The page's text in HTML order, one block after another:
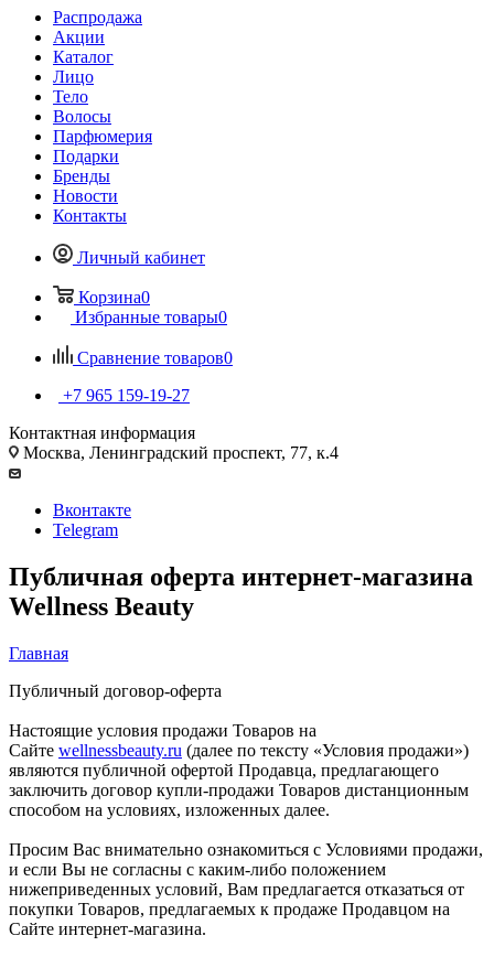
Распродажа
Акции
Каталог
Лицо
Тело
Волосы
Парфюмерия
Подарки
Бренды
Новости
Контакты
Личный кабинет
Корзина0
Избранные товары0
Сравнение товаров0
+7 965 159-19-27
Контактная информация
Москва, Ленинградский проспект, 77, к.4
Вконтакте
Telegram
Публичная оферта интернет-магазина
Wellness Beauty
Главная
Публичный договор-оферта
Настоящие условия продажи Товаров на
Сайте wellnessbeauty.ru (далее по тексту «Условия продажи»)
являются публичной офертой Продавца, предлагающего
заключить договор купли-продажи Товаров дистанционным
способом на условиях, изложенных далее.
Просим Вас внимательно ознакомиться с Условиями продажи,
и если Вы не согласны с каким-либо положением
нижеприведенных условий, Вам предлагается отказаться от
покупки Товаров, предлагаемых к продаже Продавцом на
Сайте интернет-магазина.